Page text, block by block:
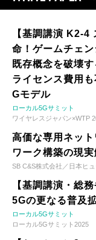
【基調講演 K2-4
命！ゲームチェ
既存概念を破壊
ライセンス費用
Gモデル
ローカル5Gサミット
ワイヤレスジャパン×WTP
高価な専用ネッ
ワーク構築の現
SB C&S株式会社／日本ヒ
【基調講演・総
5Gの更なる普及
ローカル5Gサミット
ローカル5Gサミット2025